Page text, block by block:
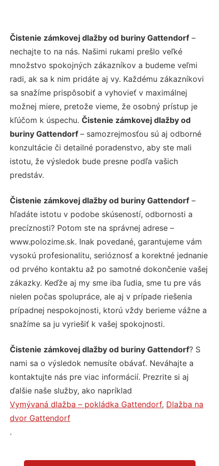
Čistenie zámkovej dlažby od buriny Gattendorf –
nechajte to na nás. Našimi rukami prešlo veľké
množstvo spokojných zákazníkov a budeme veľmi
radi, ak sa k nim pridáte aj vy. Každému zákazníkovi
sa snažíme prispôsobiť a vyhovieť v maximálnej
možnej miere, pretože vieme, že osobný prístup je
kľúčom k úspechu. Čistenie zámkovej dlažby od
buriny Gattendorf – samozrejmosťou sú aj odborné
konzultácie či detailné poradenstvo, aby ste mali
istotu, že výsledok bude presne podľa vašich
predstáv.
Čistenie zámkovej dlažby od buriny Gattendorf –
hľadáte istotu v podobe skúseností, odbornosti a
precíznosti? Potom ste na správnej adrese –
www.polozime.sk. Inak povedané, garantujeme vám
vysokú profesionalitu, serióznosť a korektné jednanie
od prvého kontaktu až po samotné dokončenie vašej
zákazky. Keďže aj my sme iba ľudia, sme tu pre vás
nielen počas spolupráce, ale aj v prípade riešenia
prípadnej nespokojnosti, ktorú vždy berieme vážne a
snažíme sa ju vyriešiť k vašej spokojnosti.
Čistenie zámkovej dlažby od buriny Gattendorf? S
nami sa o výsledok nemusíte obávať. Neváhajte a
kontaktujte nás pre viac informácií. Prezrite si aj
ďalšie naše služby, ako napríklad
Vymývaná dlažba – pokládka Gattendorf, Dlažba na
dvor Gattendorf
.